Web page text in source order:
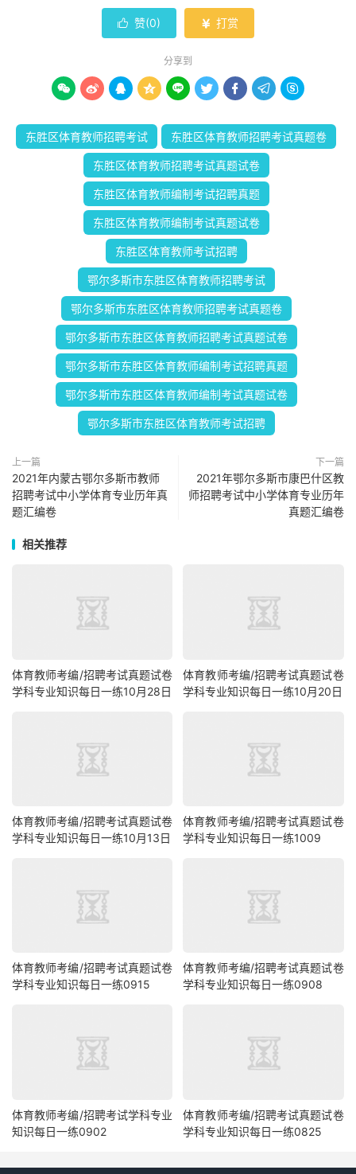
 赞(0)  打赏
分享到
        
东胜区体育教师招聘考试 东胜区体育教师招聘考试真题卷
东胜区体育教师招聘考试真题试卷
东胜区体育教师编制考试招聘真题
东胜区体育教师编制考试真题试卷
东胜区体育教师考试招聘
鄂尔多斯市东胜区体育教师招聘考试
鄂尔多斯市东胜区体育教师招聘考试真题卷
鄂尔多斯市东胜区体育教师招聘考试真题试卷
鄂尔多斯市东胜区体育教师编制考试招聘真题
鄂尔多斯市东胜区体育教师编制考试真题试卷
鄂尔多斯市东胜区体育教师考试招聘
上一篇
2021年内蒙古鄂尔多斯市教师
招聘考试中小学体育专业历年真
题汇编卷
下一篇
2021年鄂尔多斯市康巴什区教
师招聘考试中小学体育专业历年
真题汇编卷
相关推荐
体育教师考编/招聘考试真题试卷
学科专业知识每日一练10月28日
体育教师考编/招聘考试真题试卷
学科专业知识每日一练10月20日
体育教师考编/招聘考试真题试卷
学科专业知识每日一练10月13日
体育教师考编/招聘考试真题试卷
学科专业知识每日一练1009
体育教师考编/招聘考试真题试卷
学科专业知识每日一练0915
体育教师考编/招聘考试真题试卷
学科专业知识每日一练0908
体育教师考编/招聘考试学科专业
知识每日一练0902
体育教师考编/招聘考试真题试卷
学科专业知识每日一练0825